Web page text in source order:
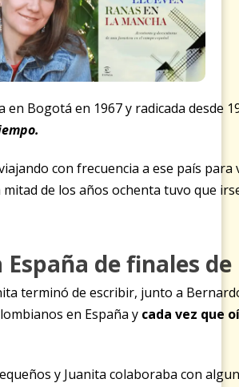
Bogotá en 1967 y radicada desde
con frecuencia a ese país
de los años ochenta tuvo que
de finales
terminó de escribir, junto a
en España y cada vez que
y Juanita colaboraba con